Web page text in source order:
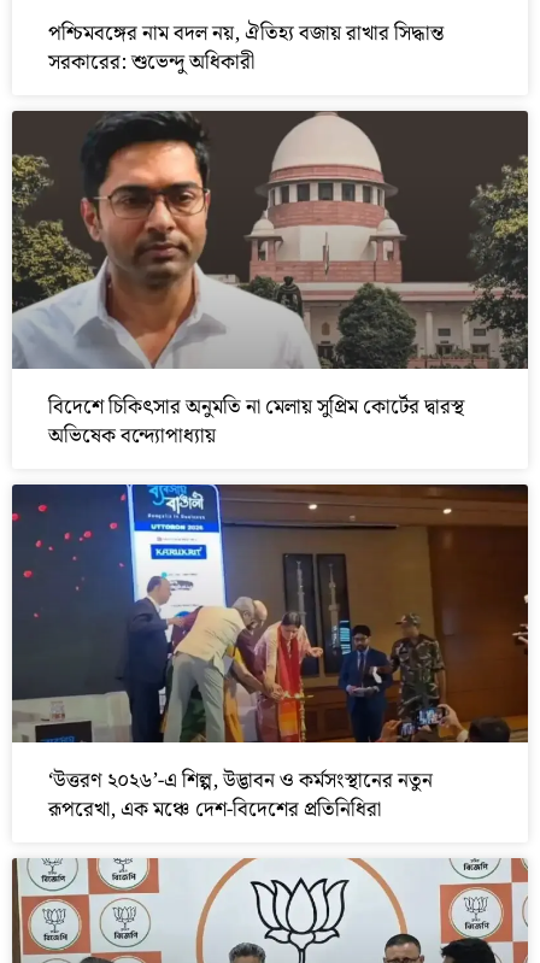
পশ্চিমবঙ্গের নাম বদল নয়, ঐতিহ্য বজায় রাখার সিদ্ধান্ত
সরকারের: শুভেন্দু অধিকারী
বিদেশে চিকিৎসার অনুমতি না মেলায় সুপ্রিম কোর্টের দ্বারস্থ
অভিষেক বন্দ্যোপাধ্যায়
‘উত্তরণ ২০২৬’-এ শিল্প, উদ্ভাবন ও কর্মসংস্থানের নতুন
রূপরেখা, এক মঞ্চে দেশ-বিদেশের প্রতিনিধিরা